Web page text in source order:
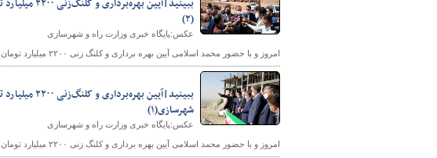
(۲)
عکس:پایگاه خبری وزارت راه و شهرسازی
امروز و با حضور محمد اسلامی آیین بهره برداری و کلنگ زنی ۲۲۰۰ میلیارد تومان پروژه عمرانی در شهر جدید پردیس انجام گرفت.
شهرسازی(۱)
عکس:پایگاه خبری وزارت راه و شهرسازی
امروز و با حضور محمد اسلامی آیین بهره برداری و کلنگ زنی ۲۲۰۰ میلیارد تومان پروژه عمرانی در شهر جدید پردیس انجام گرفت.